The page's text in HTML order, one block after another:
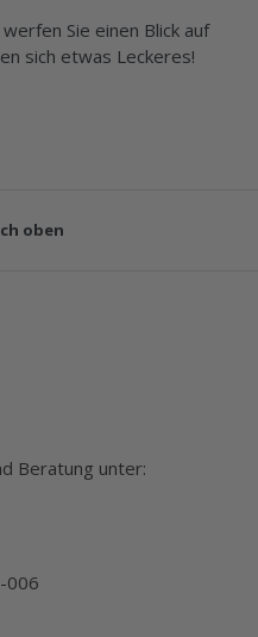
Sie einen Blick auf
sich etwas Leckeres!
oben
Beratung unter:
006